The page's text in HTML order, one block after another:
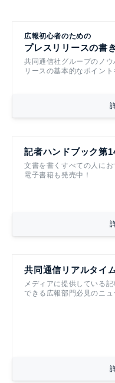
広報初心者のための
プレスリリースの書
共同通信社グループのノ
リースの基本的なポイント
記者ハンドブック第
文書を書くすべての人にお
電子書籍も発売中！
共同通信リアルタイ
メディアに提供している
できる広報部門必見のニ